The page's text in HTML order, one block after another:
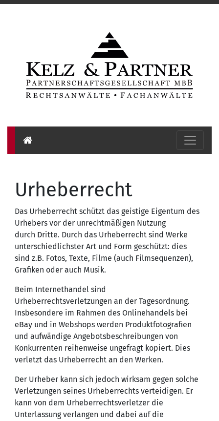
Urheberrecht
Das Urheberrecht schützt das geistige Eigentum des
Urhebers vor der unrechtmäßigen Nutzung
durch Dritte. Durch das Urheberrecht sind Werke
unterschiedlichster Art und Form geschützt: dies
sind z.B. Fotos, Texte, Filme (auch Filmsequenzen),
Grafiken oder auch Musik.
Beim Internethandel sind
Urheberrechtsverletzungen an der Tagesordnung.
Insbesondere im Rahmen des Onlinehandels bei
eBay und in Webshops werden Produktfotografien
und aufwändige Angebotsbeschreibungen von
Konkurrenten reihenweise ungefragt kopiert. Dies
verletzt das Urheberrecht an den Werken.
Der Urheber kann sich jedoch wirksam gegen solche
Verletzungen seines Urheberrechts verteidigen. Er
kann von dem Urheberrechtsverletzer die
Unterlassung verlangen und dabei auf die